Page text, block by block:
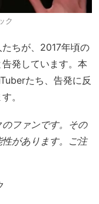
ク
ちが、2017年頃の
発しています。本
たち、告発に反
。
ファンです。その
があります。ご注